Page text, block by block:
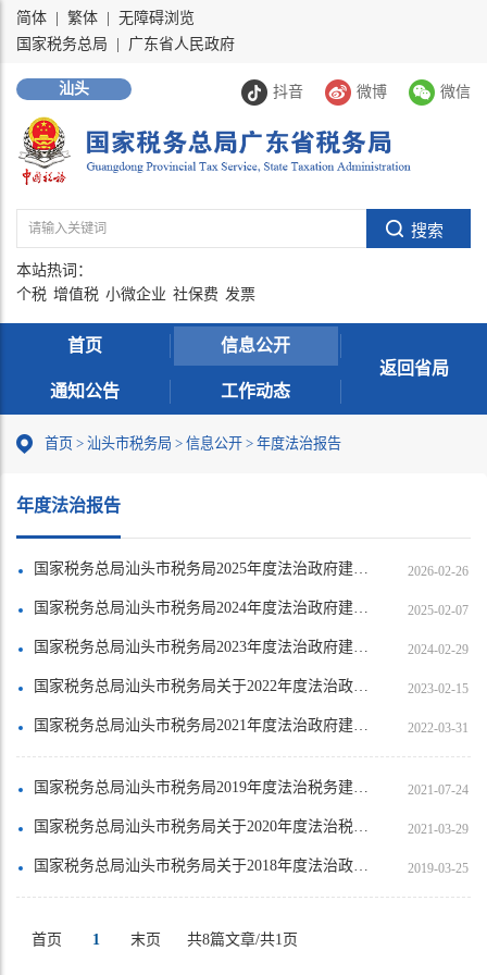
简体 繁体
无障碍浏览
国家税务总局
广东省人民政府
抖音 微博 微信
汕头
本站热词：
个税 增值税 小微企业 社保费 发票
首页 信息公开
通知公告 工作动态
返回省局
首页 > 汕头市税务局 > 信息公开 > 年度法治报告
年度法治报告
国家税务总局汕头市税务局2025年度法治政府建设工作情况 2026-02-26
国家税务总局汕头市税务局2024年度法治政府建设工作情况 2025-02-07
国家税务总局汕头市税务局2023年度法治政府建设工作情况 2024-02-29
国家税务总局汕头市税务局关于2022年度法治政府建设工作情况 2023-02-15
国家税务总局汕头市税务局2021年度法治政府建设情况 2022-03-31
国家税务总局汕头市税务局2019年度法治税务建设情况 2021-07-24
国家税务总局汕头市税务局关于2020年度法治税务建设情况的报告 2021-03-29
国家税务总局汕头市税务局关于2018年度法治政府建设工作情况的报告 2019-03-25
首页 1 末页 共8篇文章/共1页